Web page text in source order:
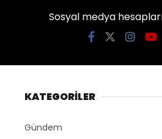
Sosyal medya
KATEGORİLER
Gündem